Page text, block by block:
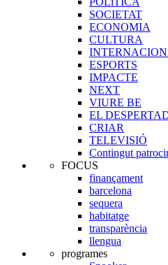
SOCIETAT
ECONOMIA
CULTURA
ESPORTS
IMPACTE
NEXT
VIURE BE
EL
CRIAR
TELEVISIÓ
Contingut
FOCUS
finançament
barcelona
sequera
habitatge
transparència
llengua
programes